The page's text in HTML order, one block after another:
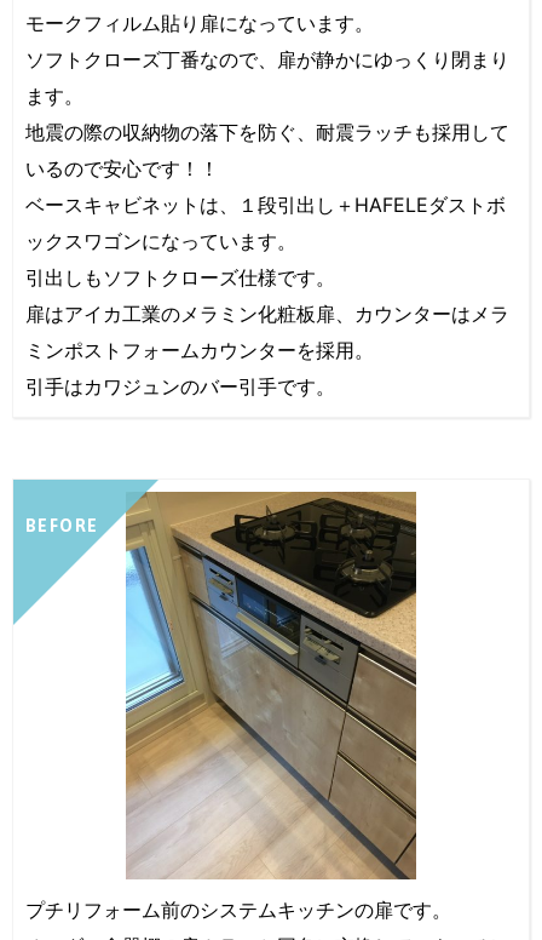
モークフィルム貼り扉になっています。
ソフトクローズ丁番なので、扉が静かにゆっくり閉まり
ます。
地震の際の収納物の落下を防ぐ、耐震ラッチも採用して
いるので安心です！！
ベースキャビネットは、１段引出し＋HAFELEダストボ
ックスワゴンになっています。
引出しもソフトクローズ仕様です。
扉はアイカ工業のメラミン化粧板扉、カウンターはメラ
ミンポストフォームカウンターを採用。
引手はカワジュンのバー引手です。
BEFORE
プチリフォーム前のシステムキッチンの扉です。